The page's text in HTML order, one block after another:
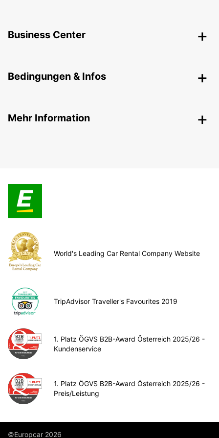
Business Center
Bedingungen & Infos
Mehr Information
World's Leading Car Rental Company Website
TripAdvisor Traveller's Favourites 2019
1. Platz ÖGVS B2B-Award Österreich 2025/26 -
Kundenservice
1. Platz ÖGVS B2B-Award Österreich 2025/26 -
Preis/Leistung
©Europcar 2026